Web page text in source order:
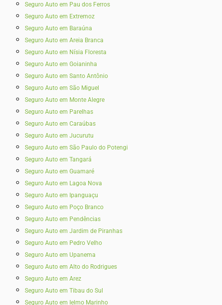
Seguro Auto em Pau dos Ferros
Seguro Auto em Extremoz
Seguro Auto em Baraúna
Seguro Auto em Areia Branca
Seguro Auto em Nísia Floresta
Seguro Auto em Goianinha
Seguro Auto em Santo Antônio
Seguro Auto em São Miguel
Seguro Auto em Monte Alegre
Seguro Auto em Parelhas
Seguro Auto em Caraúbas
Seguro Auto em Jucurutu
Seguro Auto em São Paulo do Potengi
Seguro Auto em Tangará
Seguro Auto em Guamaré
Seguro Auto em Lagoa Nova
Seguro Auto em Ipanguaçu
Seguro Auto em Poço Branco
Seguro Auto em Pendências
Seguro Auto em Jardim de Piranhas
Seguro Auto em Pedro Velho
Seguro Auto em Upanema
Seguro Auto em Alto do Rodrigues
Seguro Auto em Arez
Seguro Auto em Tibau do Sul
Seguro Auto em Ielmo Marinho